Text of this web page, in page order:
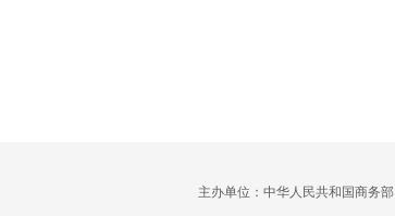
主办单位：中华人民共和国商务部